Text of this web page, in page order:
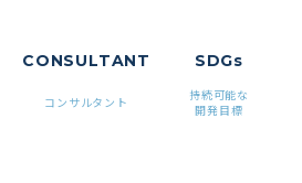
CONSULTANT
コンサルタント
SDGs
持続可能な
開発目標